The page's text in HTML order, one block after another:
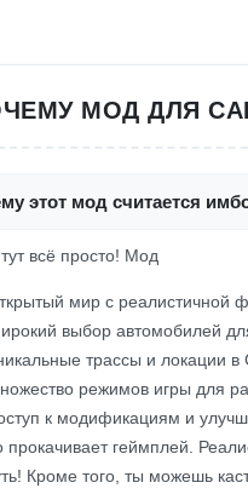
МОД ДЛЯ
этот мод считается
всё просто! Мод
мир с реалистичной
выбор автомобилей
трассы и локации
режимов игры для
к модификациям и
прокачивает геймплей.
Кроме того, ты можешь